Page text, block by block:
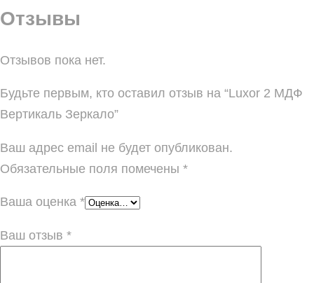
Отзывы
Отзывов пока нет.
Будьте первым, кто оставил отзыв на “Luxor 2 МДФ
Вертикаль Зеркало”
Ваш адрес email не будет опубликован.
Обязательные поля помечены *
Ваша оценка *
Ваш отзыв *